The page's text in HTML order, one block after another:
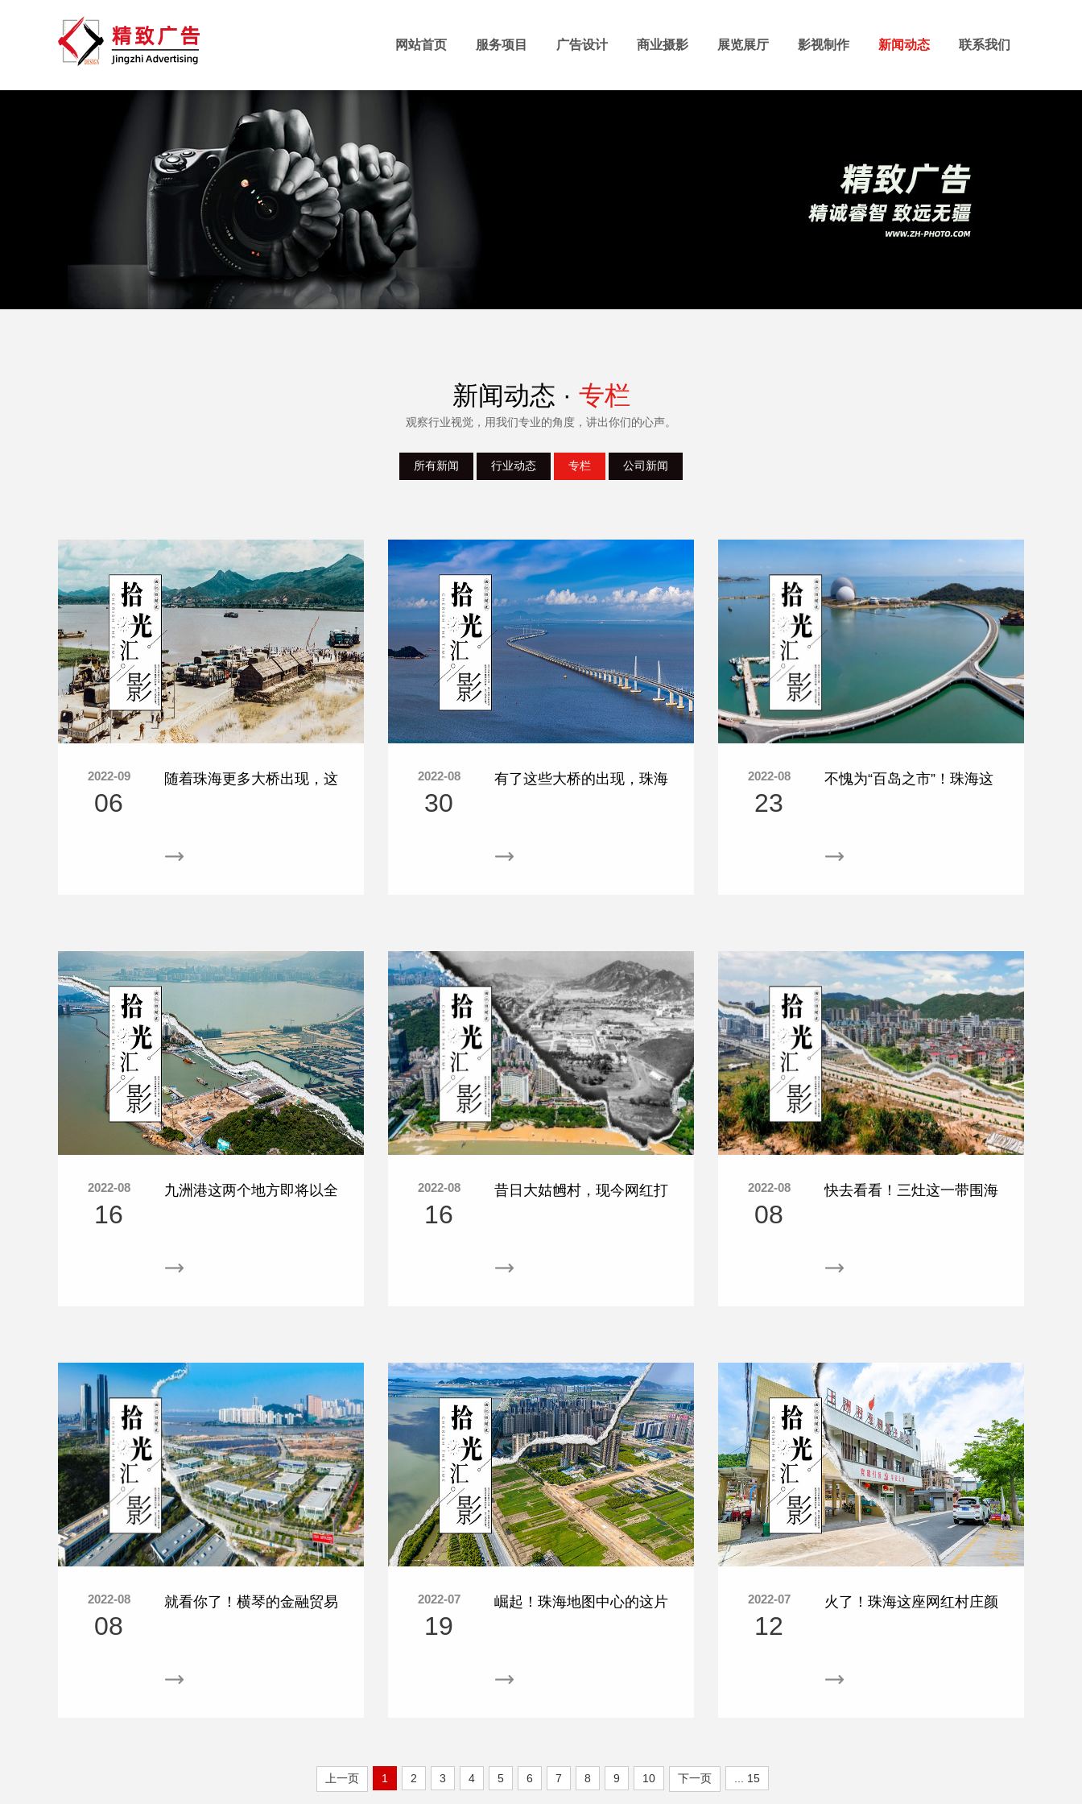
网站首页 服务项目 广告设计 商业摄影 展览展厅 影视制作 新闻动态 联系我们
新闻动态 · 专栏
观察行业视觉，用我们专业的角度，讲出你们的心声。
所有新闻 行业动态 专栏 公司新闻
2022-09
06
随着珠海更多大桥出现，这
2022-08
30
有了这些大桥的出现，珠海
2022-08
23
不愧为“百岛之市”！珠海这
2022-08
16
九洲港这两个地方即将以全
2022-08
16
昔日大姑乸村，现今网红打
2022-08
08
快去看看！三灶这一带围海
2022-08
08
就看你了！横琴的金融贸易
2022-07
19
崛起！珠海地图中心的这片
2022-07
12
火了！珠海这座网红村庄颜
上一页 1 2 3 4 5 6 7 8 9 10 下一页 ... 15